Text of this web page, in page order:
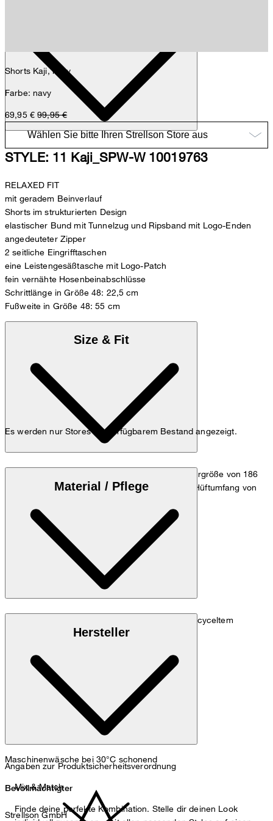
Shorts Kaji, navy
Farbe: navy
69,95 € 99,95 €
Es werden nur Stores mit verfügbarem Bestand angezeigt.
STYLE: 11 Kaji_SPW-W 10019763
RELAXED FIT
mit geradem Beinverlauf
Shorts im strukturierten Design
elastischer Bund mit Tunnelzug und Ripsband mit Logo-Enden
angedeuteter Zipper
2 seitliche Eingrifftaschen
eine Leistengesäßtasche mit Logo-Patch
fein vernähte Hosenbeinabschlüsse
Schrittlänge in Größe 48: 22,5 cm
Fußweite in Größe 48: 55 cm
Size & Fit
Das Model trägt die Größe 32/32 bei einer Körpergröße von 186
cm, einem Taillenumfang von 84 cm und einem Hüftumfang von
Zum Hosen Guide
Material / Pflege
Strukturierte Qualität aus 55% Polyamid, 33% recyceltem
Polyamid und 12% Elasthan
Maschinenwäsche bei 30°C schonend
Hersteller
Angaben zur Produktsicherheitsverordnung
Bevollmächtigter
Strellson GmbH
Mix & Match
Finde deine perfekte Kombination. Stelle dir deinen Look